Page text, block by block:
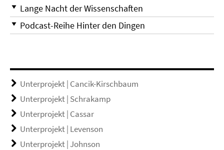
Lange Nacht der Wissenschaften
Podcast-Reihe Hinter den Dingen
Unterprojekt | Cancik-Kirschbaum
Unterprojekt | Schrakamp
Unterprojekt | Cassar
Unterprojekt | Levenson
Unterprojekt | Johnson